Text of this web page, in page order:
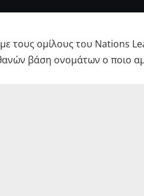
τους ομίλους του Nations
βάση ονομάτων ο ποιο